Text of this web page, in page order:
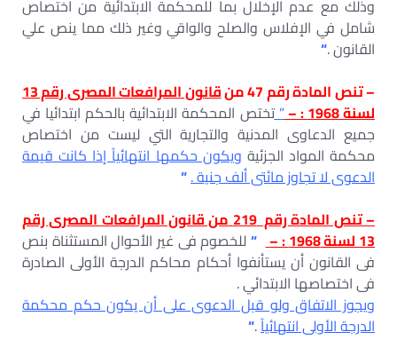
وذلك مع عدم الإخلال بما للمحكمة الابتدائية من اختصاص
شامل في الإفلاس والصلح والواقي وغير ذلك مما ينص علي
القانون .“
– تنص المادة رقم 47 من
قانون المرافعات المصرى رقم 13
لسنة 1968 : –
”تختص المحكمة الابتدائية بالحكم ابتدائيا في
جميع الدعاوى المدنية والتجارية التي ليست من اختصاص
محكمة المواد الجزئية ويكون حكمها انتهائياً إذا كانت قيمة
الدعوى لا تجاوز مائتى ألف جنية .“
– تنص المادة رقم 219 من قانون المرافعات المصرى رقم
13 لسنة 1968 : –
“للخصوم فى غير الأحوال المستثناة بنص
فى القانون أن يستأنفوا أحكام محاكم الدرجة الأولى الصادرة
فى اختصاصها الابتدائي .
ويجوز الاتفاق ولو قبل الدعوى على أن يكون حكم محكمة
الدرجة الأولى انتهائياً.
“